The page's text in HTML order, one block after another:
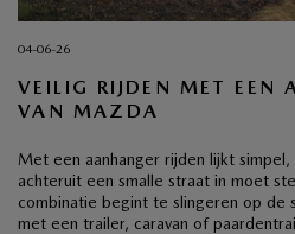
04-06-26
VEILIG RIJDEN MET EEN
VAN MAZDA
Met een aanhanger rijden lijkt
achteruit een smalle straat in moet
combinatie begint te slingeren op de
met een trailer, caravan of